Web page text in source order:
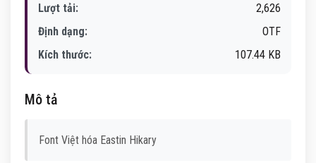
Lượt tải:
2,626
Định dạng:
OTF
Kích thước:
107.44 KB
Mô tả
Font Việt hóa Eastin Hikary